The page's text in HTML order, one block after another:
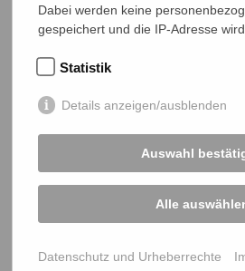
Telefon0641 - 26 555 600
netz@bangladesch.org
START
Bangladesch-Portal
Über uns
Dabei werden keine
gespeichert und die IP-Adresse
Statistik
Details anzeigen/ausblenden
Auswahl
Alle
Datenschutz und Urheberrechte